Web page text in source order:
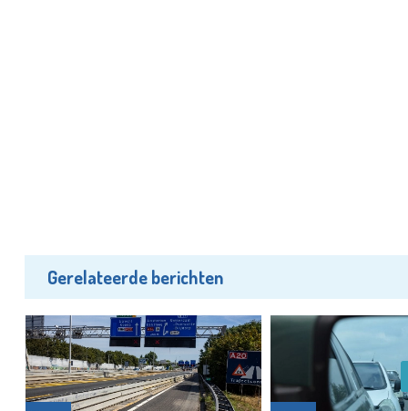
Gerelateerde berichten